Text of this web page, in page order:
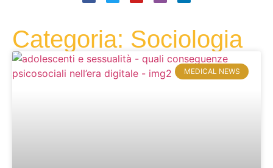
Categoria: Sociologia
MEDICAL NEWS